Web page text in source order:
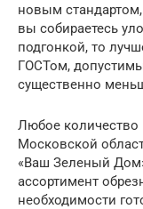
новым
вы собираетесь
подгонкой, то
ГОСТом,
существенно
Любое
Московской
«Ваш Зеленый
ассортимент
необходимости